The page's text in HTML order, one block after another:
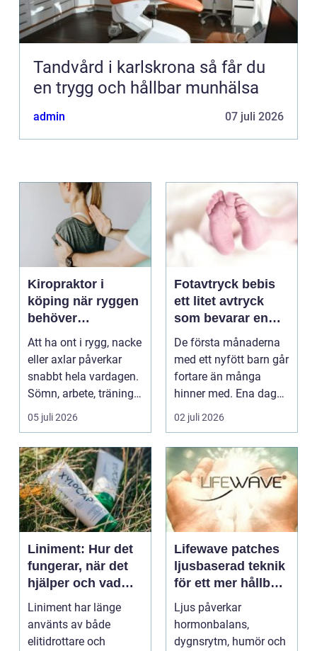
Tandvård i karlskrona så får du
en trygg och hållbar munhälsa
admin 07 juli 2026
Kiropraktor i
köping när ryggen
behöver
professionell hjälp
Att ha ont i rygg, nacke
eller axlar påverkar
snabbt hela vardagen.
Sömn, arbete, träning
och humör ...
05 juli 2026
Fotavtryck bebis
ett litet avtryck
som bevarar en
stor stund
De första månaderna
med ett nyfött barn går
fortare än många
hinner med. Ena dagen
ryms hela foten i...
02 juli 2026
Liniment: Hur det
fungerar, när det
hjälper och vad
man bör tänka på
Liniment har länge
använts av både
elitidrottare och
Lifewave patches
ljusbaserad teknik
för ett mer hållbart
välbefinnande
Ljus påverkar
hormonbalans,
dygnsrytm, humör och